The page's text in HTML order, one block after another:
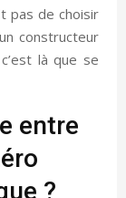
pas de choisir
constructeur
là que se
entre
?